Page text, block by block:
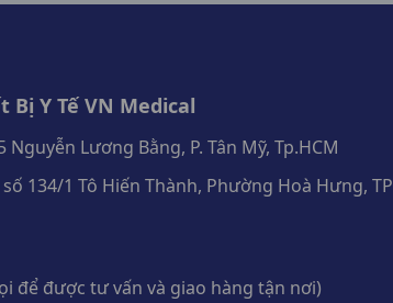
Bị Y Tế VN Medical
Lương Bằng, P. Tân Mỹ, Tp.HCM
134/1 Tô Hiến Thành, Phường Hoà Hưng, TP
để được tư vấn và giao hàng tận nơi)